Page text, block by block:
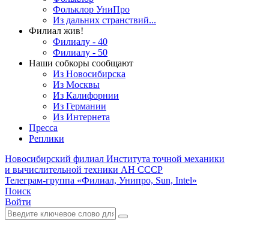
Фольклор УниПро
Из дальних странствий...
Филиал жив!
Филиалу - 40
Филиалу - 50
Наши собкоры сообщают
Из Новосибирска
Из Москвы
Из Калифорнии
Из Германии
Из Интернета
Пресса
Реплики
Новосибирский филиал Института точной механики
и вычислительной техники АН СССР
Телеграм-группа «Филиал, Унипро, Sun, Intel»
Поиск
Войти